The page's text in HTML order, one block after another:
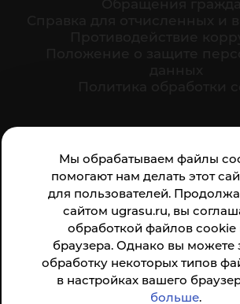
Мы обрабатываем файлы
помогают нам делать этот
для пользователей.
сайтом ugrasu.ru, вы
обработкой файлов cookie
браузера. Однако вы можете
обработку некоторых типов
в настройках вашего
больше.
организации:
Анкета доступна по QR-коду, а
ссылке